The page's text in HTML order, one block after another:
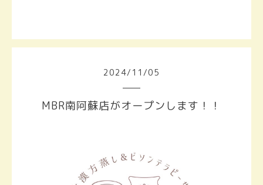
2024/ 11 /05
MBR南阿蘇店がオープンします！！